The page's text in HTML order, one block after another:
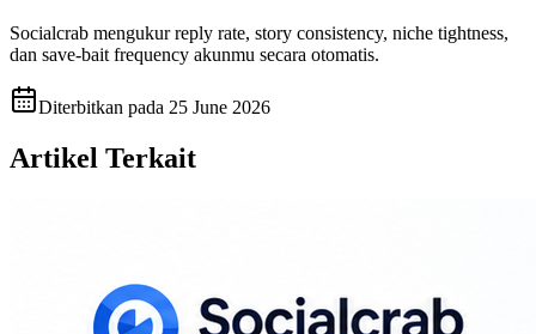
Socialcrab mengukur reply rate, story consistency, niche tightness,
dan save-bait frequency akunmu secara otomatis.
Diterbitkan pada 25 June 2026
Artikel Terkait